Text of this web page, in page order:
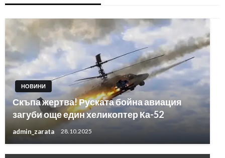
НОВИНИ
Скъпа жертва! Руската бойна авиация
загуби още един хеликоптер Ка-52
admin_zarata 28.10.2025